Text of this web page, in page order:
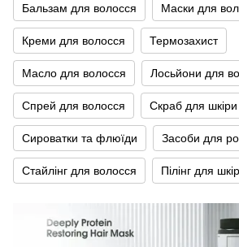
Бальзам для волосся Маски для
Креми для волосся Термозахист
Масло для волосся Лосьйони для
Спрей для волосся Скраб для шкіри
Сироватки та флюїди Засоби для
Стайлінг для волосся Пілінг для